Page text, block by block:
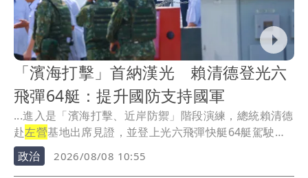
「濱海打擊」首納漢光 賴清德登光六
飛彈64艇：提升國防支持國軍
...進入是「濱海打擊、近岸防禦」階段演練，總統賴清德
赴左營基地出席見證，並登上光六飛彈快艇64艇駕駛臺
進...
政治 2026/08/08 10:55